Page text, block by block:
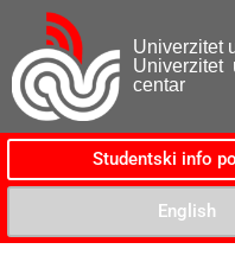
Univerzitet
Univerzitet
centar
Studentski info
English